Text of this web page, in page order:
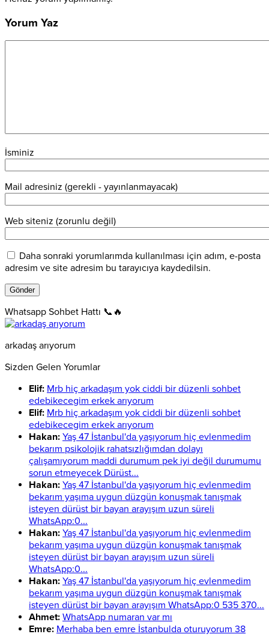
Yorum Yaz
İsminiz
Mail adresiniz (gerekli - yayınlanmayacak)
Web siteniz (zorunlu değil)
Daha sonraki yorumlarımda kullanılması için adım, e-posta
adresim ve site adresim bu tarayıcıya kaydedilsin.
Whatsapp Sohbet Hattı 📞🔥
arkadaş arıyorum
Sizden Gelen Yorumlar
Elif: Mrb hiç arkadaşım yok ciddi bir düzenli sohbet
edebikecegim erkek arıyorum
Elif: Mrb hiç arkadaşım yok ciddi bir düzenli sohbet
edebikecegim erkek arıyorum
Hakan: Yaş 47 İstanbul'da yaşıyorum hiç evlenmedim
bekarım psikolojik rahatsızlığımdan dolayı
çalışamıyorum maddi durumum pek iyi değil durumumu
sorun etmeyecek Dürüst...
Hakan: Yaş 47 İstanbul'da yaşıyorum hiç evlenmedim
bekarım yaşıma uygun düzgün konuşmak tanışmak
isteyen dürüst bir bayan arayışım uzun süreli
WhatsApp:0...
Hakan: Yaş 47 İstanbul'da yaşıyorum hiç evlenmedim
bekarım yaşıma uygun düzgün konuşmak tanışmak
isteyen dürüst bir bayan arayışım uzun süreli
WhatsApp:0...
Hakan: Yaş 47 İstanbul'da yaşıyorum hiç evlenmedim
bekarım yaşıma uygun düzgün konuşmak tanışmak
isteyen dürüst bir bayan arayışım WhatsApp:0 535 370...
Ahmet: WhatsApp numaran var mı
Emre: Merhaba ben emre İstanbulda oturuyorum 38